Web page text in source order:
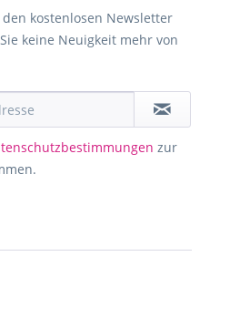
kostenlosen Newsletter
keine Neuigkeit mehr von
zur